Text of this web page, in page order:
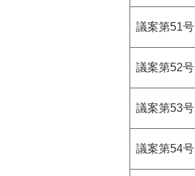
議案第51号
議案第52号
議案第53号
議案第54号